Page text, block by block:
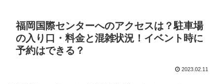
福岡国際センターへのアクセスは？駐車場
の入り口・料金と混雑状況！イベント時に
予約はできる？
2023.02.11